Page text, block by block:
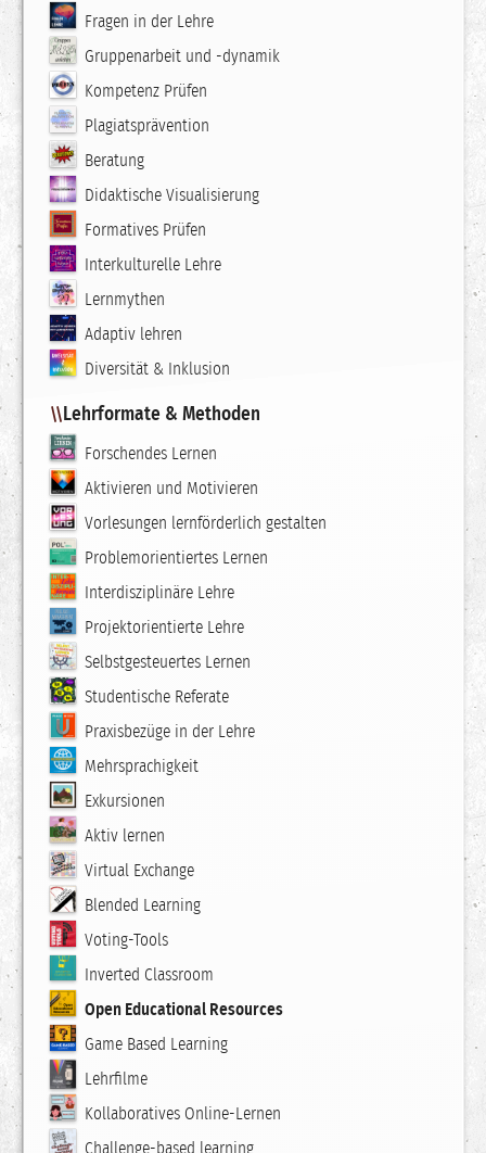
Fragen in der Lehre
Gruppenarbeit und -dynamik
Kompetenz Prüfen
Plagiatsprävention
Beratung
Didaktische Visualisierung
Formatives Prüfen
Interkulturelle Lehre
Lernmythen
Adaptiv lehren
Diversität & Inklusion
Lehrformate & Methoden
Forschendes Lernen
Aktivieren und Motivieren
Vorlesungen lernförderlich gestalten
Problemorientiertes Lernen
Interdisziplinäre Lehre
Projektorientierte Lehre
Selbstgesteuertes Lernen
Studentische Referate
Praxisbezüge in der Lehre
Mehrsprachigkeit
Exkursionen
Aktiv lernen
Virtual Exchange
Blended Learning
Voting-Tools
Inverted Classroom
Open Educational Resources
Game Based Learning
Lehrfilme
Kollaboratives Online-Lernen
Challenge-based learning